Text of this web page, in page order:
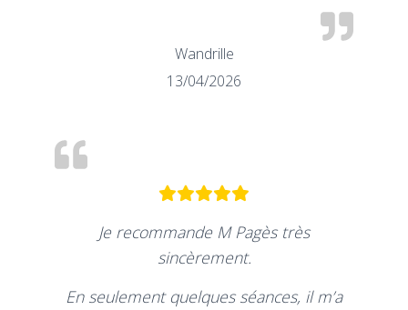
Wandrille
13/04/2026
Je recommande M Pagès très
sincèrement.
En seulement quelques séances, il m’a